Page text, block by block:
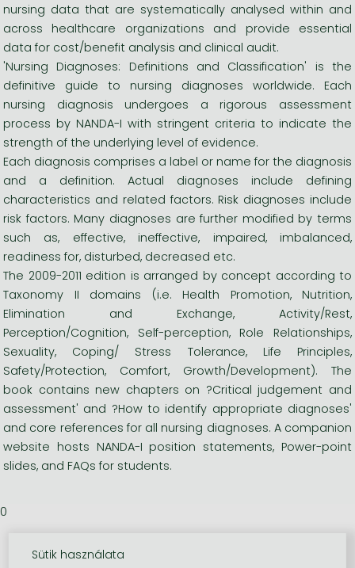
nursing data that are systematically analysed within and
across healthcare organizations and provide essential
data for cost/benefit analysis and clinical audit.
'Nursing Diagnoses: Definitions and Classification' is the
definitive guide to nursing diagnoses worldwide. Each
nursing diagnosis undergoes a rigorous assessment
process by NANDA-I with stringent criteria to indicate the
strength of the underlying level of evidence.
Each diagnosis comprises a label or name for the diagnosis
and a definition. Actual diagnoses include defining
characteristics and related factors. Risk diagnoses include
risk factors. Many diagnoses are further modified by terms
such as, effective, ineffective, impaired, imbalanced,
readiness for, disturbed, decreased etc.
The 2009-2011 edition is arranged by concept according to
Taxonomy II domains (i.e. Health Promotion, Nutrition,
Elimination and Exchange, Activity/Rest,
Perception/Cognition, Self-perception, Role Relationships,
Sexuality, Coping/ Stress Tolerance, Life Principles,
Safety/Protection, Comfort, Growth/Development). The
book contains new chapters on ?Critical judgement and
assessment' and ?How to identify appropriate diagnoses'
and core references for all nursing diagnoses. A companion
website hosts NANDA-I position statements, Power-point
slides, and FAQs for students.
0
Sütik használata